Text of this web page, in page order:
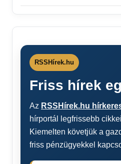
RSSHírek.hu
Friss hírek
Az RSSHírek.hu
hírportál legfrissebb
Kiemelten követjük a
friss pénzügyekkel